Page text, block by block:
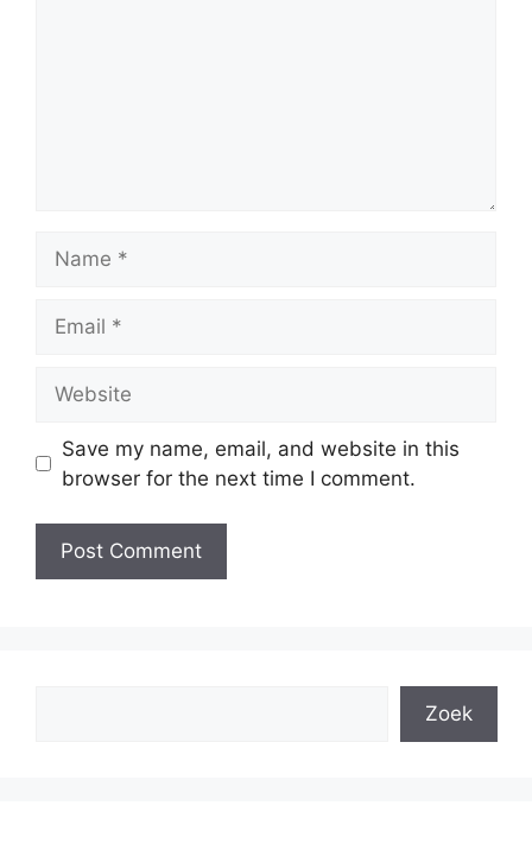
Save my name, email, and website in this
browser for the next time I comment.
Zoek